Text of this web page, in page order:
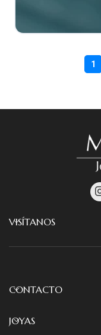
VISÍTANOS
CONTACTO
JOYAS